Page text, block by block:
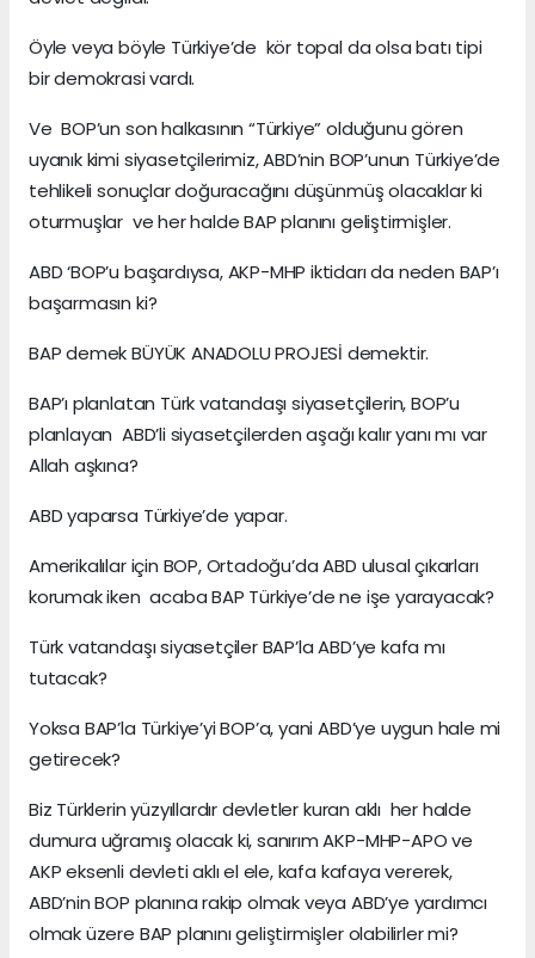
Öyle veya böyle Türkiye’de kör topal da olsa batı tipi
bir demokrasi vardı.
Ve BOP’un son halkasının “Türkiye” olduğunu gören
uyanık kimi siyasetçilerimiz, ABD’nin BOP’unun Türkiye’de
tehlikeli sonuçlar doğuracağını düşünmüş olacaklar ki
oturmuşlar ve her halde BAP planını geliştirmişler.
ABD ‘BOP’u başardıysa, AKP-MHP iktidarı da neden BAP’ı
başarmasın ki?
BAP demek BÜYÜK ANADOLU PROJESİ demektir.
BAP’ı planlatan Türk vatandaşı siyasetçilerin, BOP’u
planlayan ABD’li siyasetçilerden aşağı kalır yanı mı var
Allah aşkına?
ABD yaparsa Türkiye’de yapar.
Amerikalılar için BOP, Ortadoğu’da ABD ulusal çıkarları
korumak iken acaba BAP Türkiye’de ne işe yarayacak?
Türk vatandaşı siyasetçiler BAP’la ABD’ye kafa mı
tutacak?
Yoksa BAP’la Türkiye’yi BOP’a, yani ABD’ye uygun hale mi
getirecek?
Biz Türklerin yüzyıllardır devletler kuran aklı her halde
dumura uğramış olacak ki, sanırım AKP-MHP-APO ve
AKP eksenli devleti aklı el ele, kafa kafaya vererek,
ABD’nin BOP planına rakip olmak veya ABD’ye yardımcı
olmak üzere BAP planını geliştirmişler olabilirler mi?